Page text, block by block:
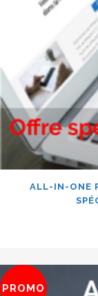
ALL-IN-ONE
PROMO